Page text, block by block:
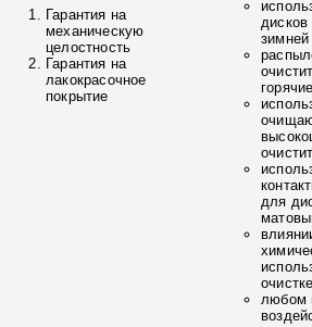
Гарантия на
механическую
целостность
Гарантия на
лакокрасочное
покрытие
зимней
для
любом